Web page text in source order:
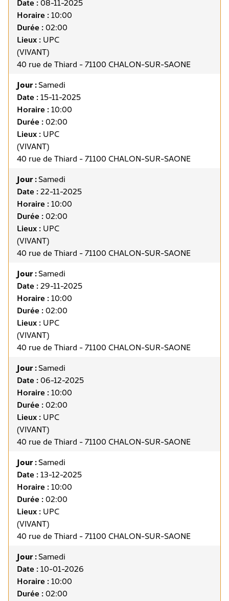
Horaire :10:00
Durée :02:00
Lieux : UPC
(VIVANT)
40 rue de Thiard - 71100 CHALON-SUR-SAONE
Jour :Samedi
Date :15-11-2025
Horaire :10:00
Durée :02:00
Lieux : UPC
(VIVANT)
40 rue de Thiard - 71100 CHALON-SUR-SAONE
Jour :Samedi
Date :22-11-2025
Horaire :10:00
Durée :02:00
Lieux : UPC
(VIVANT)
40 rue de Thiard - 71100 CHALON-SUR-SAONE
Jour :Samedi
Date :29-11-2025
Horaire :10:00
Durée :02:00
Lieux : UPC
(VIVANT)
40 rue de Thiard - 71100 CHALON-SUR-SAONE
Jour :Samedi
Date :06-12-2025
Horaire :10:00
Durée :02:00
Lieux : UPC
(VIVANT)
40 rue de Thiard - 71100 CHALON-SUR-SAONE
Jour :Samedi
Date :13-12-2025
Horaire :10:00
Durée :02:00
Lieux : UPC
(VIVANT)
40 rue de Thiard - 71100 CHALON-SUR-SAONE
Jour :Samedi
Date :10-01-2026
Horaire :10:00
Durée :02:00